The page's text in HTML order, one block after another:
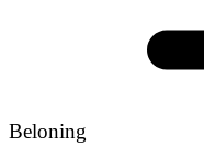
Beloning